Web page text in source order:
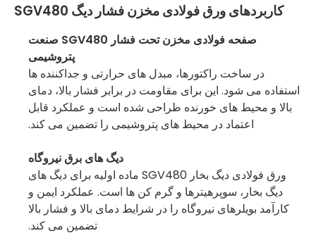
کاربردهای ورق فولادی مخزن فشار دیگ SGV480
صفحه فولادی مخزن تحت فشار SGV480 صنعت
پتروشیمی
در ساخت راکتورها، مبدل های حرارتی و جداکننده ها
استفاده می شود. این برای مقاومت در برابر فشار بالا، دمای
بالا و محیط های خورنده طراحی شده است و عملکرد قابل
اعتماد در محیط های پتروشیمی را تضمین می کند.
دیگ های برق نیروگاه
ورق فولادی دیگ بخار SGV480 ماده اولیه برای دیگ های
دیگ بخار، سوپرهیترها و گرم کن ها است. عملکرد ایمن و
کارآمد بویلرهای نیروگاه را در شرایط دمای بالا و فشار بالا
تضمین می کند.